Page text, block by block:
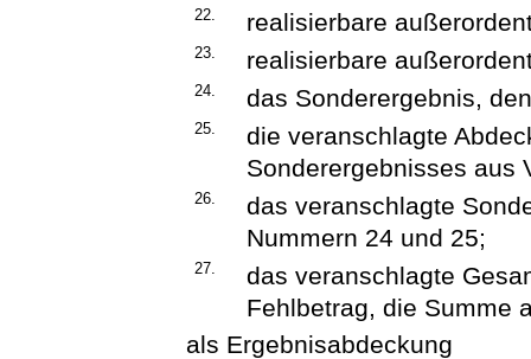
22. realisierbare
23. realisierbare
24. das Sonderergebnis,
25.
die veranschlagte
Sonderergebnisses aus
26.
das veranschlagte
Nummern 24 und 25;
27.
das veranschlagte
Fehlbetrag, die Summe
als Ergebnisabdeckung